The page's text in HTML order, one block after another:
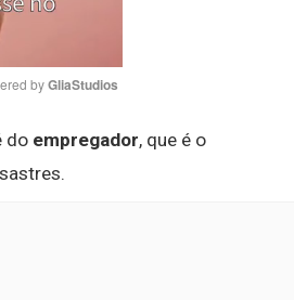
Mute
by GliaStudios
do empregador, que é o